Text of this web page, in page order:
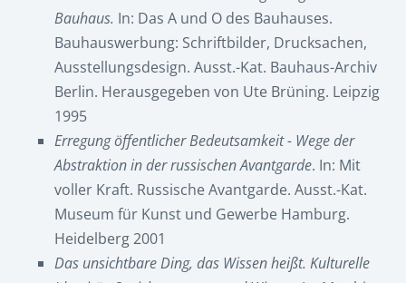
Bauhaus. In: Das A und O des Bauhauses.
Bauhauswerbung: Schriftbilder, Drucksachen,
Ausstellungsdesign. Ausst.-Kat. Bauhaus-Archiv
Berlin. Herausgegeben von Ute Brüning. Leipzig
1995
Erregung öffentlicher Bedeutsamkeit - Wege der
Abstraktion in der russischen Avantgarde. In: Mit
voller Kraft. Russische Avantgarde. Ausst.-Kat.
Museum für Kunst und Gewerbe Hamburg.
Heidelberg 2001
Das unsichtbare Ding, das Wissen heißt. Kulturelle